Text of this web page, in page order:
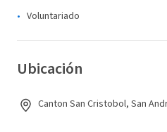
Voluntariado
Ubicación
Canton San Cristobol, San